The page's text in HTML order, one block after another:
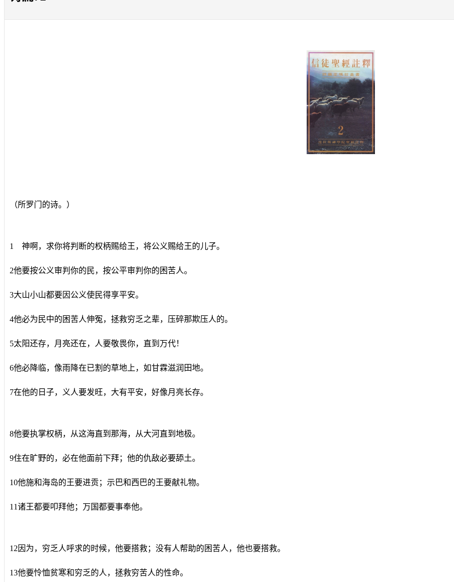
（所罗门的诗。）
1 神啊，求你将判断的权柄赐给王，将公义赐给王的儿子。
2他要按公义审判你的民，按公平审判你的困苦人。
3大山小山都要因公义使民得享平安。
4他必为民中的困苦人伸冤，拯救穷乏之辈，压碎那欺压人的。
5太阳还存，月亮还在，人要敬畏你，直到万代！
6他必降临，像雨降在已割的草地上，如甘霖滋润田地。
7在他的日子，义人要发旺，大有平安，好像月亮长存。
8他要执掌权柄，从这海直到那海，从大河直到地极。
9住在旷野的，必在他面前下拜；他的仇敌必要舔土。
10他施和海岛的王要进贡；示巴和西巴的王要献礼物。
11诸王都要叩拜他；万国都要事奉他。
12因为，穷乏人呼求的时候，他要搭救；没有人帮助的困苦人，他也要搭救。
13他要怜恤贫寒和穷乏的人，拯救穷苦人的性命。